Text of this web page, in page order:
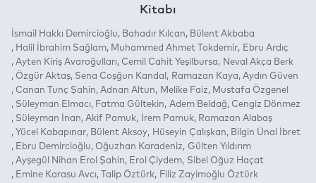
Kitabı
İsmail Hakkı Demircioğlu Bahadır Kılcan
Bülent Akbaba
Halil İbrahim Sağlam
Muhammed Ahmet Tokdemir
Ebru Ardıç
Ayten Kiriş Avaroğulları
Cemil Cahit Yeşilbursa
Neval Akça Berk
Özgür Aktaş Sena Coşğun Kandal Ramazan Kaya Aydın Güven
Canan Tunç Şahin Adnan Altun Melike Faiz
Mustafa Özgenel
Süleyman Elmacı
Fatma Gültekin Adem Beldağ
Cengiz Dönmez
Süleyman İnan Akif Pamuk İrem Pamuk
Ramazan Alabaş
Yücel Kabapınar
Bülent Aksoy Hüseyin Çalışkan
Bilgin Ünal İbret
Ebru Demircioğlu
Oğuzhan Karadeniz
Gülten Yıldırım
Ayşegül Nihan Erol Şahin
Erol Çiydem
Sibel Oğuz Haçat
Emine Karasu Avcı
Talip Öztürk
Filiz Zayimoğlu Öztürk